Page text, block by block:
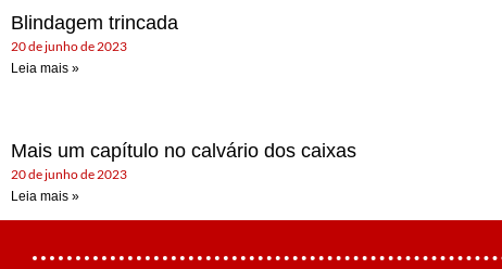
Blindagem trincada
20 de junho de 2023
Leia mais »
Mais um capítulo no calvário dos caixas
20 de junho de 2023
Leia mais »